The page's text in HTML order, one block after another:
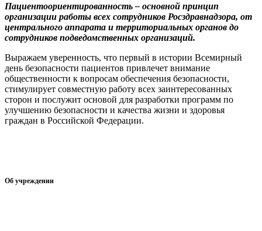
Пациентоориентированность – основной принцип
организации работы всех сотрудников Росздравнадзора, от
центрального аппарата и территориальных органов до
сотрудников подведомственных организаций.
Выражаем уверенность, что первый в истории Всемирный
день безопасности пациентов привлечет внимание
общественности к вопросам обеспечения безопасности,
стимулирует совместную работу всех заинтересованных
сторон и послужит основой для разработки программ по
улучшению безопасности и качества жизни и здоровья
граждан в Российской Федерации.
Об учреждении